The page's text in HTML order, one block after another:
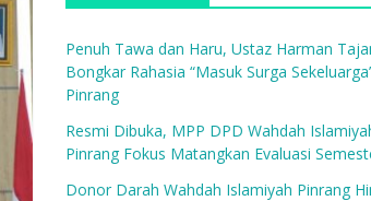
Penuh Tawa dan Haru, Ustaz Harman
Bongkar Rahasia “Masuk Surga
Pinrang
Resmi Dibuka, MPP DPD Wahdah
Pinrang Fokus Matangkan Evaluasi
Donor Darah Wahdah Islamiyah Pinrang